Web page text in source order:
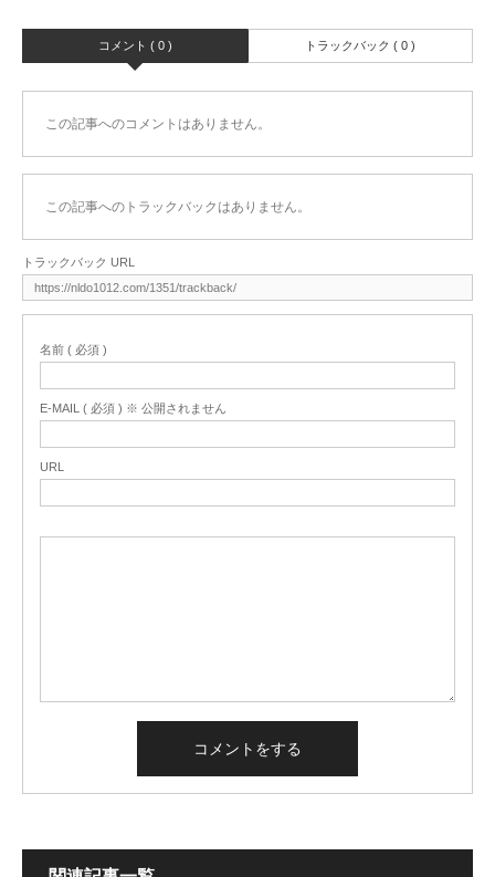
コメント ( 0 ) トラックバック ( 0 )
この記事へのコメントはありません。
この記事へのトラックバックはありません。
トラックバック URL
名前 ( 必須 )
E-MAIL ( 必須 ) ※ 公開されません
URL